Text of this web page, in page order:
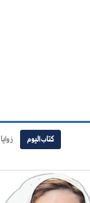
كتاب اليوم زوايا